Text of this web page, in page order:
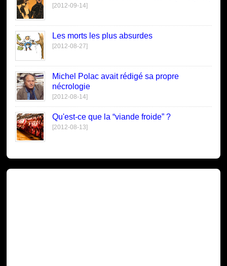
[2012-09-14]
Les morts les plus absurdes
[2012-08-27]
Michel Polac avait rédigé sa propre
nécrologie
[2012-08-14]
Qu'est-ce que la “viande froide” ?
[2012-08-13]